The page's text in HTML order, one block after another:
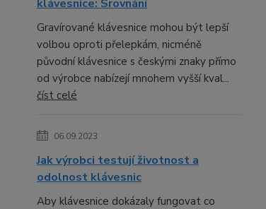
klávesnice: Srovnání
Gravírované klávesnice mohou být lepší
volbou oproti přelepkám, nicméně
původní klávesnice s českými znaky přímo
od výrobce nabízejí mnohem vyšší kval...
číst celé
06.09.2023
Jak výrobci testují životnost a
odolnost klávesnic
Aby klávesnice dokázaly fungovat co